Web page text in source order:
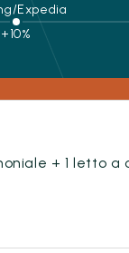
Expedia
+10%
+ 1 letto a